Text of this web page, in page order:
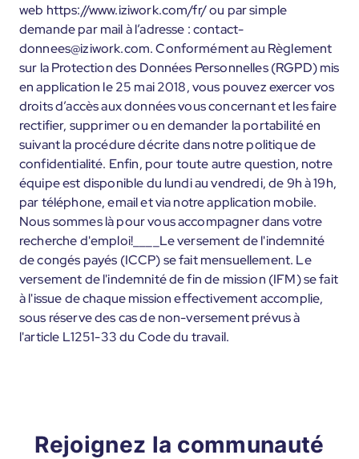
web https://www.iziwork.com/fr/ ou par simple
demande par mail à l’adresse : contact-
donnees@iziwork.com. Conformément au Règlement
sur la Protection des Données Personnelles (RGPD) mis
en application le 25 mai 2018, vous pouvez exercer vos
droits d’accès aux données vous concernant et les faire
rectifier, supprimer ou en demander la portabilité en
suivant la procédure décrite dans notre politique de
confidentialité. Enfin, pour toute autre question, notre
équipe est disponible du lundi au vendredi, de 9h à 19h,
par téléphone, email et via notre application mobile.
Nous sommes là pour vous accompagner dans votre
recherche d'emploi!____Le versement de l'indemnité
de congés payés (ICCP) se fait mensuellement. Le
versement de l'indemnité de fin de mission (IFM) se fait
à l'issue de chaque mission effectivement accomplie,
sous réserve des cas de non-versement prévus à
l'article L1251-33 du Code du travail.
Rejoignez la communauté